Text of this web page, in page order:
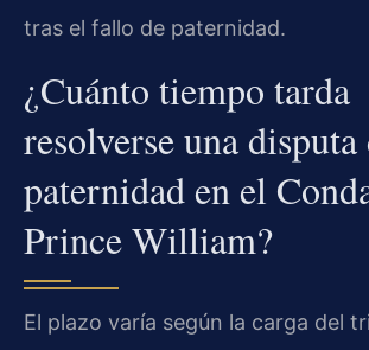
tras el fallo de paternidad.
¿Cuánto tiempo tarda
resolverse una disputa
paternidad en el
Prince William?
El plazo varía según la carga del